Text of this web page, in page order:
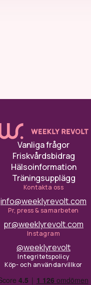
Vanliga frågor
Friskvårdsbidrag
Hälsoinformation
Träningsupplägg
Kontakta oss
info@weeklyrevolt.com
Pr, press & samarbeten
pr@weeklyrevolt.com
Instagram
@weeklyrevolt
Integritetspolicy
Köp- och användarvillkor